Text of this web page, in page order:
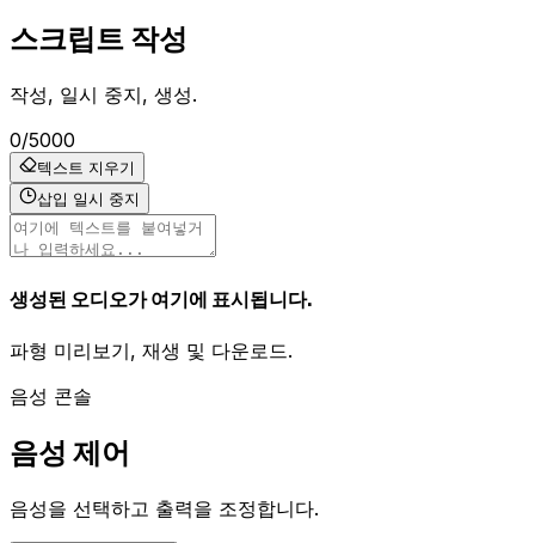
스크립트 작성
작성, 일시 중지, 생성.
0/5000
텍스트 지우기
삽입 일시 중지
생성된 오디오가 여기에 표시됩니다.
파형 미리보기, 재생 및 다운로드.
음성 콘솔
음성 제어
음성을 선택하고 출력을 조정합니다.